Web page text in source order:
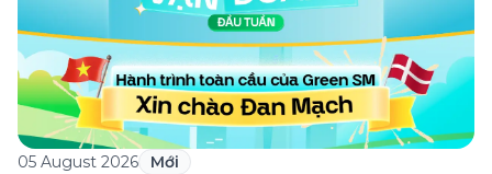
05 August 2026 Mới